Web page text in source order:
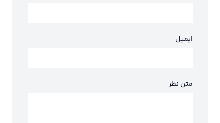
ایمیل
متن نظر